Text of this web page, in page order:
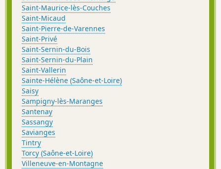
Saint-Maurice-lès-Couches
Saint-Micaud
Saint-Pierre-de-Varennes
Saint-Privé
Saint-Sernin-du-Bois
Saint-Sernin-du-Plain
Saint-Vallerin
Sainte-Hélène (Saône-et-Loire)
Saisy
Sampigny-lès-Maranges
Santenay
Sassangy
Savianges
Tintry
Torcy (Saône-et-Loire)
Villeneuve-en-Montagne